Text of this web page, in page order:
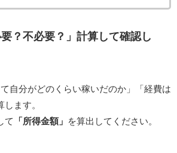
要？不必要？」計算して確認し
自分がどのくらい稼いだのか」「経費は
ます。
て
「所得金額」 を算出してください。